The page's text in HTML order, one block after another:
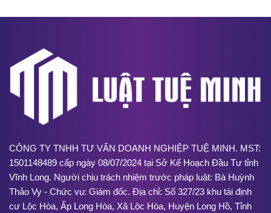
CÔNG TY TNHH TƯ VẤN DOANH NGHIỆP TUỆ MINH. MST:
1501148489 cấp ngày 08/07/2024 tại Sở Kế Hoạch Đầu Tư tỉnh
Vĩnh Long. Người chịu trách nhiệm trước pháp luật: Bà Huỳnh
Thảo Vy - Chức vụ: Giám đốc. Địa chỉ: Số 327/23 khu tái định
cư Lộc Hòa, Ấp Long Hòa, Xã Lộc Hòa, Huyện Long Hồ, Tỉnh